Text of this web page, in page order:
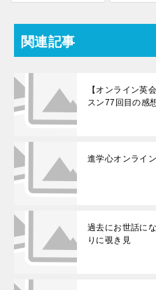
関連記事
【オンライン英
スン77回目の感
進学心オンライ
過去にお世話に
りに覗き見